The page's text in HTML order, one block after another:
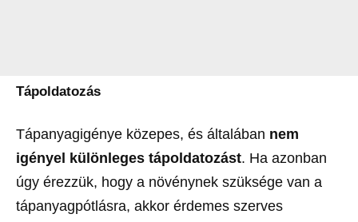
Tápoldatozás
Tápanyagigénye közepes, és általában nem
igényel különleges tápoldatozást. Ha azonban
úgy érezzük, hogy a növénynek szüksége van a
tápanyagpótlásra, akkor érdemes szerves